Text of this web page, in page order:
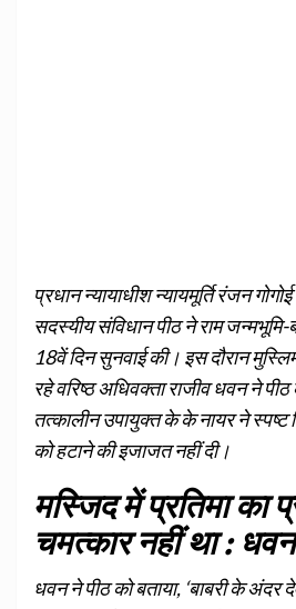
प्रधान न्यायाधीश न्यायमूर्ति रंजन
सदस्यीय संविधान पीठ ने राम जन्मभूमि-
18वें दिन सुनवाई की। इस दौरान
रहे वरिष्ठ अधिवक्ता राजीव धवन ने
तत्कालीन उपायुक्त के के नायर ने स्पष्ट
को हटाने की इजाजत नहीं दी।
मस्जिद में प्रतिमा का
चमत्कार नहीं था : धवन
धवन ने पीठ को बताया, ‘बाबरी के अंदर